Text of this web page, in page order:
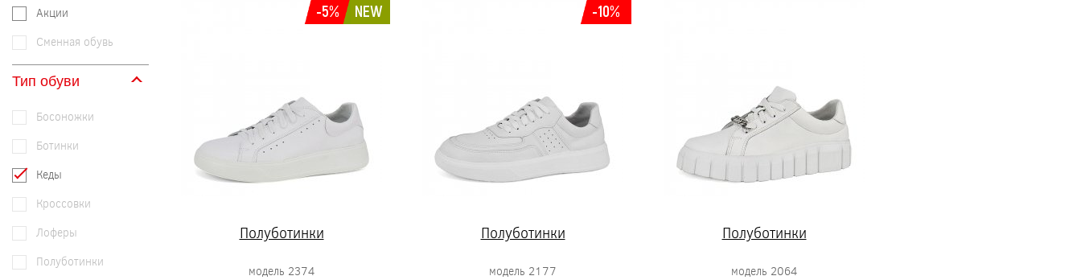
Акции
Сменная обувь
Тип обуви
Босоножки
Ботинки
Кеды
Кроссовки
Лоферы
Полуботинки
-5% NEW
Полуботинки
модель 2374
-10%
Полуботинки
модель 2177
Полуботинки
модель 2064